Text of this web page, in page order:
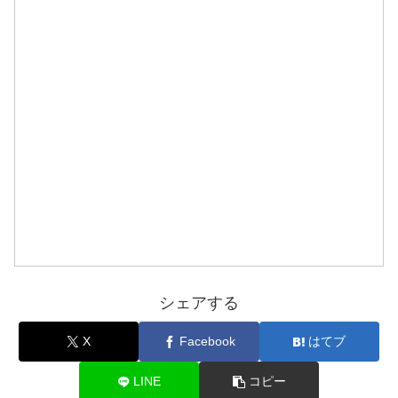
シェアする
X Facebook はてブ
LINE コピー